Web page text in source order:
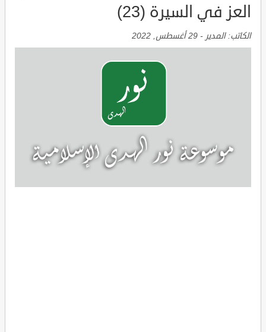
العز في السيرة (23)
الكاتب:المدير - 29 أغسطس, 2022